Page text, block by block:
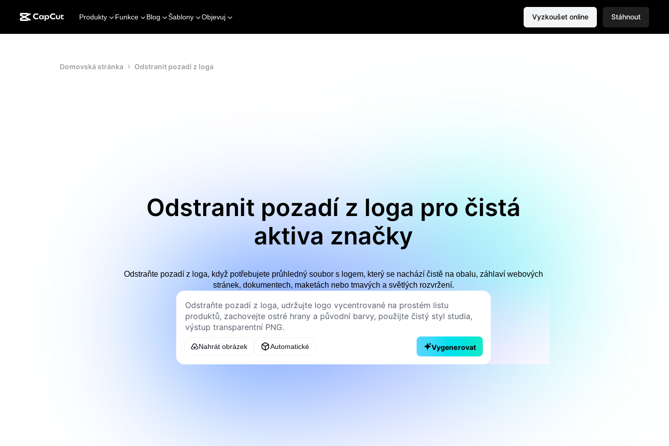
Produkty Funkce Blog Šablony Objevuj Vyzkoušet online Stáhnout
Domovská stránka Odstranit pozadí z loga
Odstranit pozadí z loga pro čistá
aktiva značky
Odstraňte pozadí z loga, když potřebujete průhledný soubor s logem, který se nachází čistě na obalu, záhlaví webových
stránek, dokumentech, maketách nebo tmavých a světlých rozvržení.
Nahrát obrázek Automatické Vygenerovat